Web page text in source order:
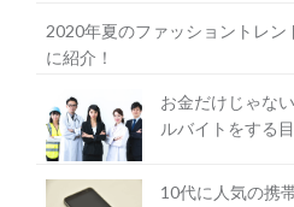
2020年夏のファッショントレン
に紹介！
お金だけじゃな
ルバイトをする
10代に人気の携